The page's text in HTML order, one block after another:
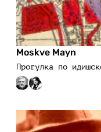
Moskve Mayn
Прогулка по